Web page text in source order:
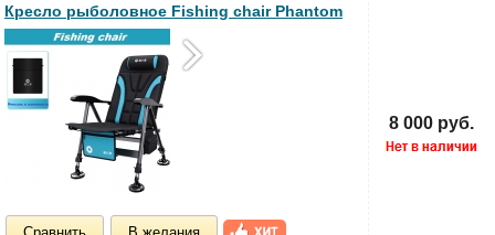
Кресло рыболовное Fishing chair Phantom
8 000 руб.